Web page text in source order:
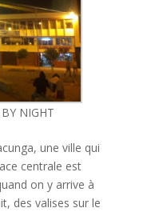
NIGHT
une ville qui
centrale est
on y arrive à
des valises sur le